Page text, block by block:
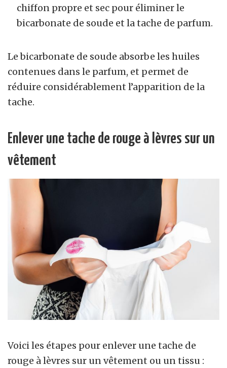
chiffon propre et sec pour éliminer le
bicarbonate de soude et la tache de parfum.
Le bicarbonate de soude absorbe les huiles
contenues dans le parfum, et permet de
réduire considérablement l’apparition de la
tache.
Enlever une tache de rouge à lèvres sur un
vêtement
Voici les étapes pour enlever une tache de
rouge à lèvres sur un vêtement ou un tissu :